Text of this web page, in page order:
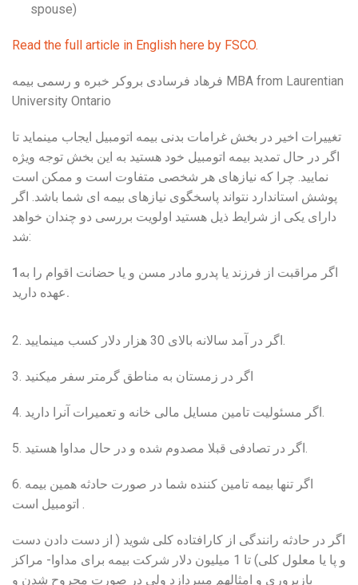
spouse)
Read the full article in English here by FSCO.
فرهاد فرسادی بروکر خبره و رسمی بیمه MBA from Laurentian
University Ontario
تغییرات اخیر در بخش غرامات بدنی بیمه اتومبیل ایجاب مینماید تا
اگر در حال تمدید بیمه اتومبیل خود هستید به این بخش توجه ویژه
نمایید. چرا که نیازهای هر شخصی متفاوت است و ممکن است
پوشش استاندارد نتواند پاسخگوی نیازهای بیمه ای شما باشد. اگر
دارای یکی از شرایط ذیل هستید اولویت بررسی دو چندان خواهد
شد:
1اگر مراقبت از فرزند یا پدرو مادر مسن و یا حضانت اقوام را به
عهده دارید.
3. اگر در زمستان به مناطق گرمتر سفر میکنید
6. اگر تنها بیمه تامین کننده شما در صورت حادثه همین بیمه
اگر در حادثه رانندگی از کارافتاده کلی شوید ( از دست دادن دست
و پا یا معلول کلی) تا 1 میلیون دلار شرکت بیمه برای مداوا- مراکز
بازپروری و امثالهم میپردازد ولی در صورت مجروح شدن و